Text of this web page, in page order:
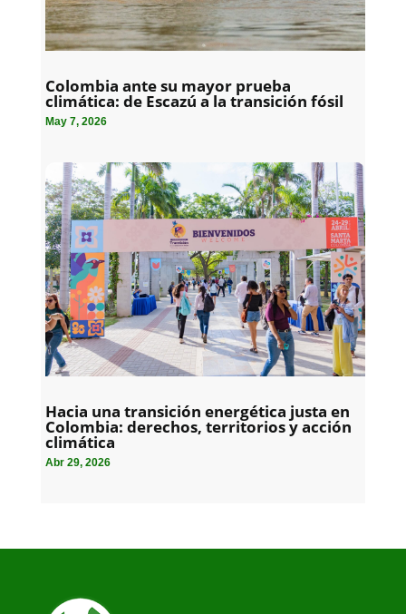
Colombia ante su mayor prueba
climática: de Escazú a la transición fósil
May 7, 2026
Hacia una transición energética justa en
Colombia: derechos, territorios y acción
climática
Abr 29, 2026